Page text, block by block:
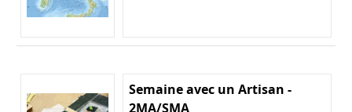
Semaine avec un Artisan -
2MA/SMA